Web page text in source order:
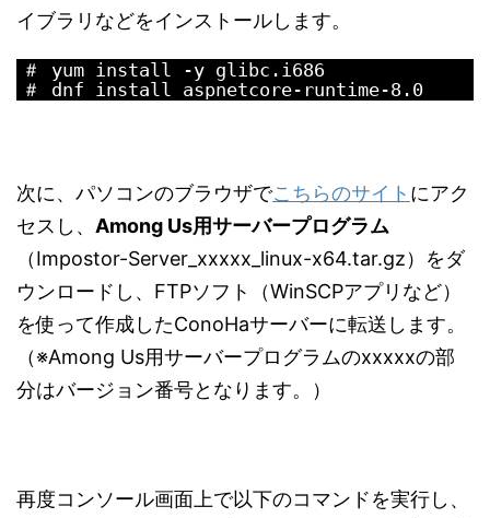
イブラリなどをインストールします。
＃ yum install -y glibc . i686
＃
dnf install aspnetcore- runtime-8.0
次に、パソコンのブラウザでこちらのサイト にアク
セスし、 Among Us用サーバープログラム
（Impostor-Server_xxxxx_linux-x64.tar.gz）をダ
ウンロードし、FTPソフト（WinSCPアプリなど）
を使って作成したConoHaサーバーに転送します。
（※Among Us用サーバープログラムのxxxxxの部
分はバージョン番号となります。）
再度コンソール画面上で以下のコマンドを実行し、